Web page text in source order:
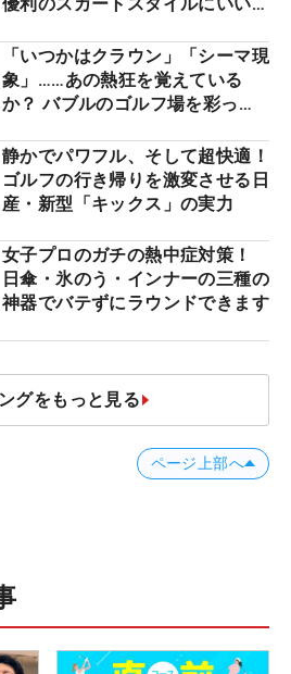
優利のスカートスタイルにいい
「いつかはクラウン」「シーマ現
象」……あの熱狂を覚えている
か？ バブルのゴルフ場を彩った
静かでパワフル、そして超快適！
ゴルフの行き帰りを激変させる日
産・新型「キックス」の実力
女子プロのガチの熱中症対策！
日傘・氷のう・インナーの三種の
神器でバテずにラウンドできます
グをもっと見る
ページ上部へ